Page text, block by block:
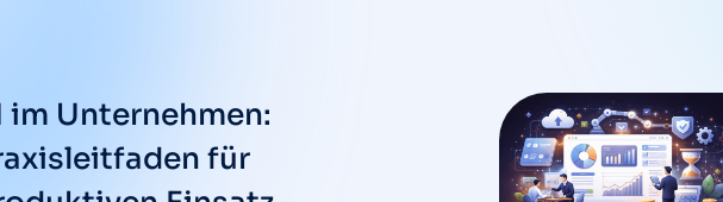
im Unternehmen:
für